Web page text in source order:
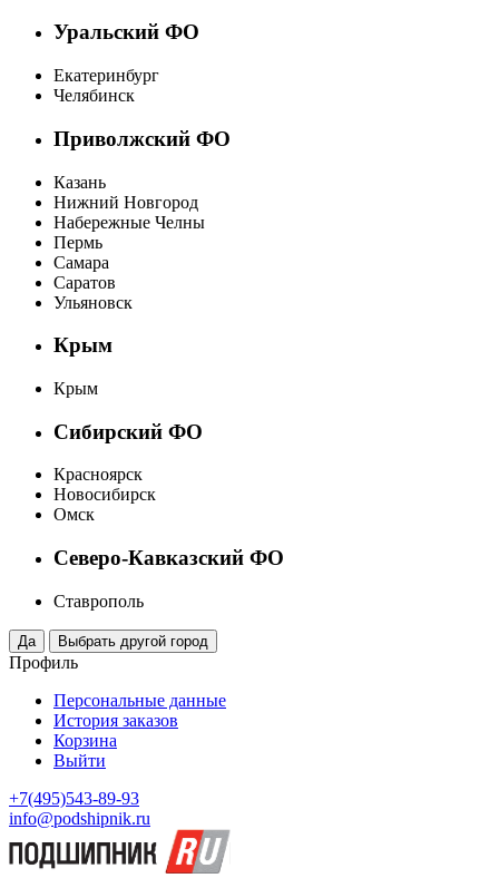
Уральский ФО
Екатеринбург
Челябинск
Приволжский ФО
Казань
Нижний Новгород
Набережные Челны
Пермь
Самара
Саратов
Ульяновск
Крым
Крым
Сибирский ФО
Красноярск
Новосибирск
Омск
Северо-Кавказский ФО
Ставрополь
Профиль
Персональные данные
История заказов
Корзина
Выйти
+7(495)543-89-93
info@podshipnik.ru